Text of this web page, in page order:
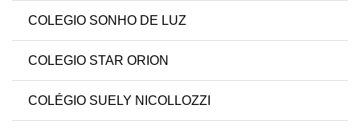
COLEGIO SONHO DE LUZ
COLEGIO STAR ORION
COLÉGIO SUELY NICOLLOZZI